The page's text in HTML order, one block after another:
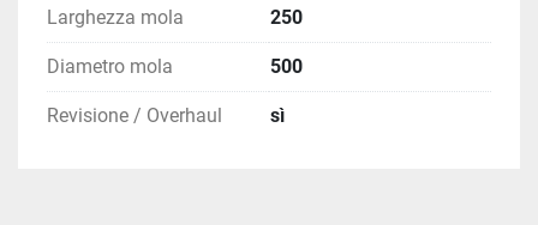
Larghezza mola 250
Diametro mola 500
Revisione / Overhaul sì